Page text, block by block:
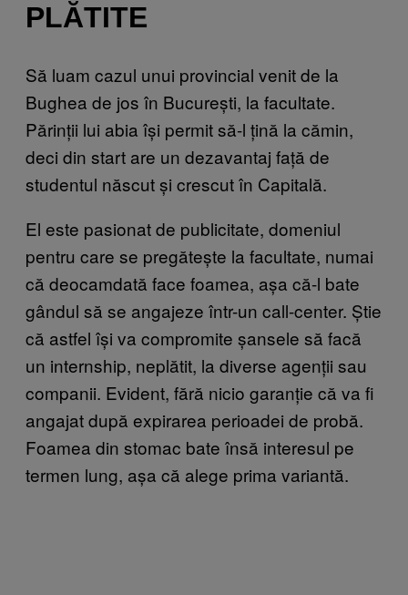
PLĂTITE
Să luam cazul unui provincial venit de la
Bughea de jos în București, la facultate.
Părinții lui abia își permit să-l țină la cămin,
deci din start are un dezavantaj față de
studentul născut și crescut în Capitală.
El este pasionat de publicitate, domeniul
pentru care se pregătește la facultate, numai
că deocamdată face foamea, așa că-l bate
gândul să se angajeze într-un call-center. Știe
că astfel își va compromite șansele să facă
un internship, neplătit, la diverse agenții sau
companii. Evident, fără nicio garanție că va fi
angajat după expirarea perioadei de probă.
Foamea din stomac bate însă interesul pe
termen lung, așa că alege prima variantă.